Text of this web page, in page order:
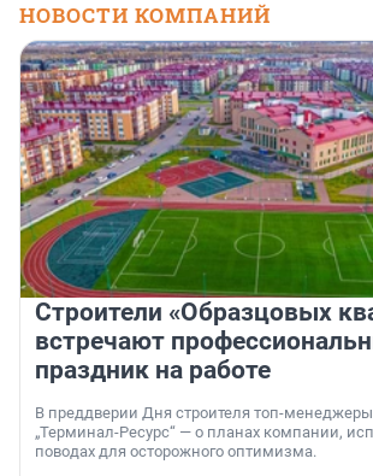
НОВОСТИ КОМПАНИЙ
Строители «Образцовых
встречают
праздник на работе
В преддверии Дня строителя топ-
„Терминал-Ресурс“ — о планах компании,
поводах для осторожного оптимизма.